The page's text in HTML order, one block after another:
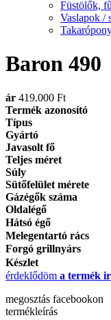
Füstölők,
Vaslapok /
Baron 490
ár 419.000 Ft
Termék azonosító
Típus
Gyártó
Javasolt fő
Teljes méret
Súly
Sütőfelület mérete
Gázégők száma
Oldalégő
Hátsó égő
Melegentartó rács
Forgó grillnyárs
Készlet
érdeklődöm a termék
megosztás facebookon
termékleírás